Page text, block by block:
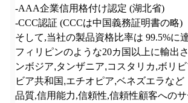
-AAA企業信用格付け認定 (湖北省)
-CCC認証 (CCCは中国義務証明書の略)
そして,当社の製品資格比率は 99.5%に
フィリピンのような20カ国以上に輸出
ンボジア,タンザニア,コスタリカ,ボリ
ビア共和国,エチオピア,ベネズエラなど
品質,信用能力,信頼性,信頼性顧客への